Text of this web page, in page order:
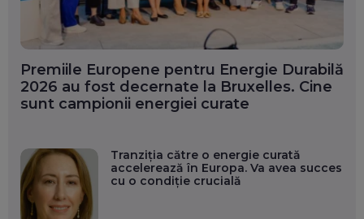
Premiile Europene pentru Energie Durabilă
2026 au fost decernate la Bruxelles. Cine
sunt campionii energiei curate
Tranziția către o energie curată
accelerează în Europa. Va avea succes
cu o condiție crucială